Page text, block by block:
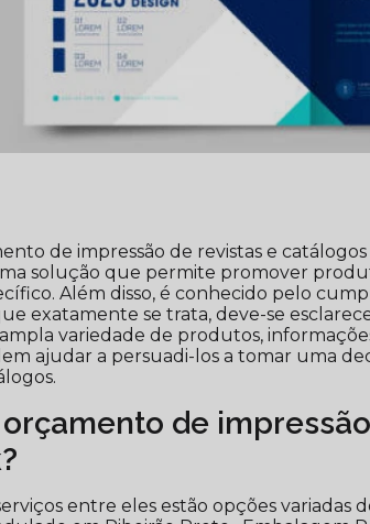
de impressão de revistas e
solução que permite promover
Além disso, é conhecido pelo
exatamente se trata, deve-se
variedade de produtos,
ajudar a persuadi-los a tomar uma
de
entre eles estão opções variadas